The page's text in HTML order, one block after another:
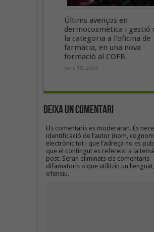
Últims avenços en
dermocosmètica i gestió
la categoria a l’oficina de
farmàcia, en una nova
formació al COFB
juny 18, 2024
Deixa un Comentari
Els comentaris es moderaran. És
identificació de l’autor (nom,
electrònic tot i que l’adreça no es
que el contingut es refereixi a la
post. Seran eliminats els comentaris
difamatoris o que utilitzin un
ofensiu.